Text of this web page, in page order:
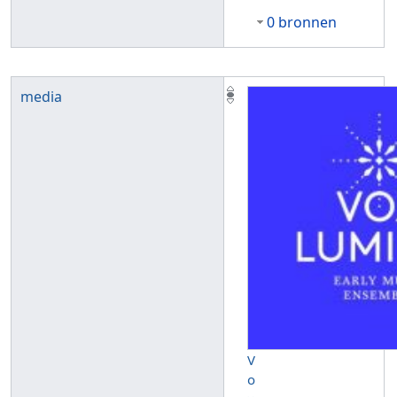
0 bronnen
media
V
o